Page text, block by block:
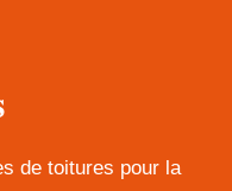
de toitures pour la